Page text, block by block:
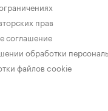
прав
соглашение
обработки
файлов cookie